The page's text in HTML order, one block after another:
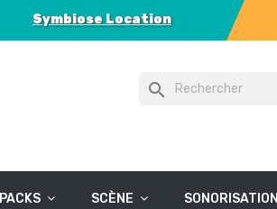
Symbiose Location
search
PACKS SCÈNE SONORISATION